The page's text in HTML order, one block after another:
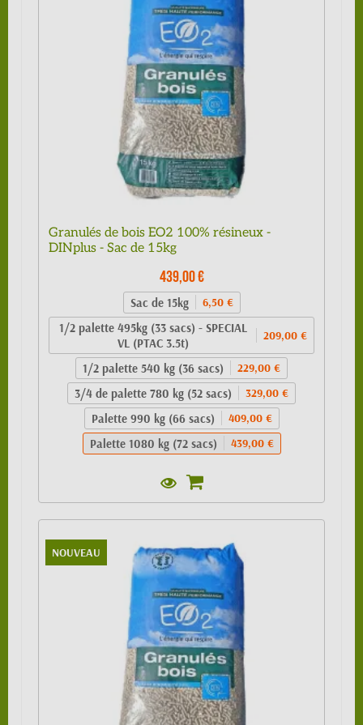
Granulés de bois EO2 100% résineux -
DINplus - Sac de 15kg
439,00 €
Sac de 15kg 6,50 €
1/2 palette 495kg (33 sacs) - SPECIAL
VL (PTAC 3.5t)
209,00 €
1/2 palette 540 kg (36 sacs) 229,00 €
3/4 de palette 780 kg (52 sacs) 329,00 €
Palette 990 kg (66 sacs) 409,00 €
Palette 1080 kg (72 sacs) 439,00 €
NOUVEAU